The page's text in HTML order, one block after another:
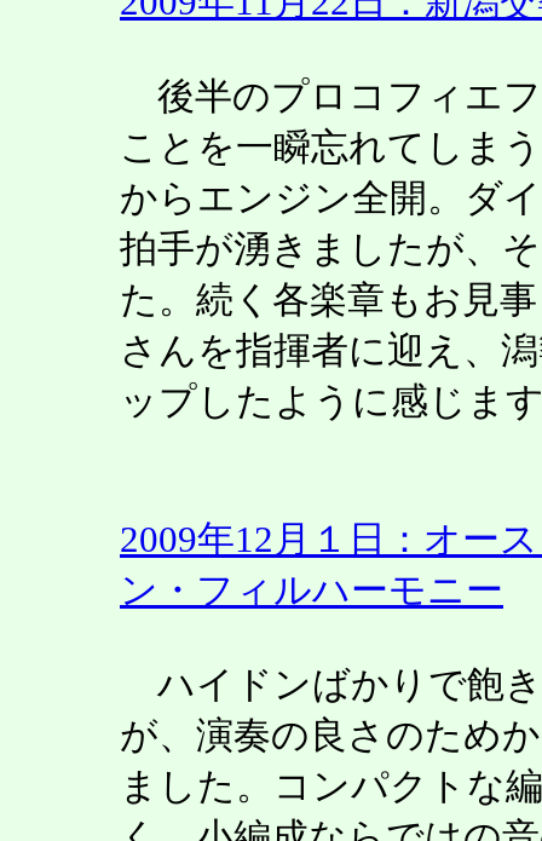
後半のプロコフィエ
ことを一瞬忘れてしま
からエンジン全開。ダ
拍手が湧きましたが、
た。続く各楽章もお見
さんを指揮者に迎え、
ップしたように感じま
2009年12月１日：オー
ン・フィルハーモニー
ハイドンばかりで飽
が、演奏の良さのため
ました。コンパクトな